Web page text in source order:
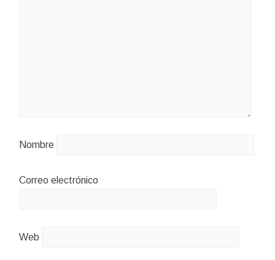
Nombre
Correo electrónico
Web